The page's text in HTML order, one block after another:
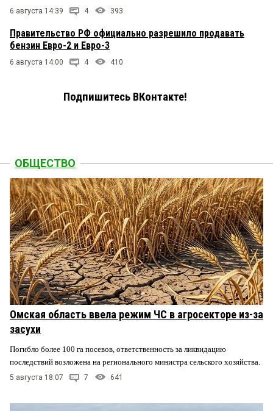
6 августа 14:39 4 393
Правительство РФ официально разрешило продавать
бензин Евро-2 и Евро-3
6 августа 14:00 4 410
Подпишитесь ВКонтакте!
ОБЩЕСТВО
Омская область ввела режим ЧС в агросекторе из-за
засухи
Погибло более 100 га посевов, ответственность за ликвидацию
последствий возложена на регионального министра сельского хозяйства.
5 августа 18:07 7 641